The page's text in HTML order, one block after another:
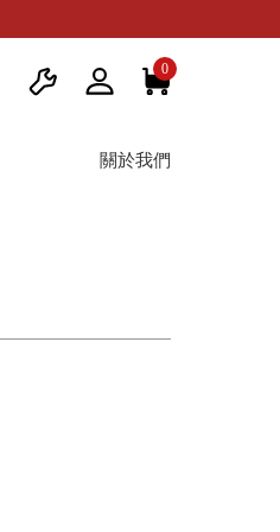
0
關於我們